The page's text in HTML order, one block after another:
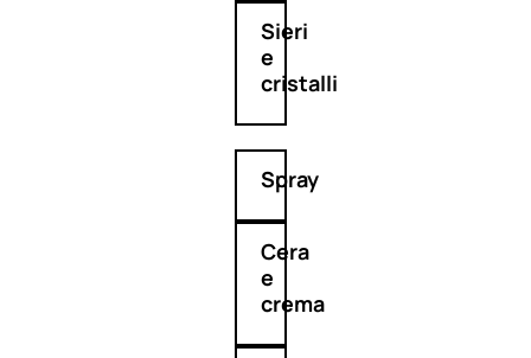
Sieri
e
cristalli
Spray
Cera
e
crema